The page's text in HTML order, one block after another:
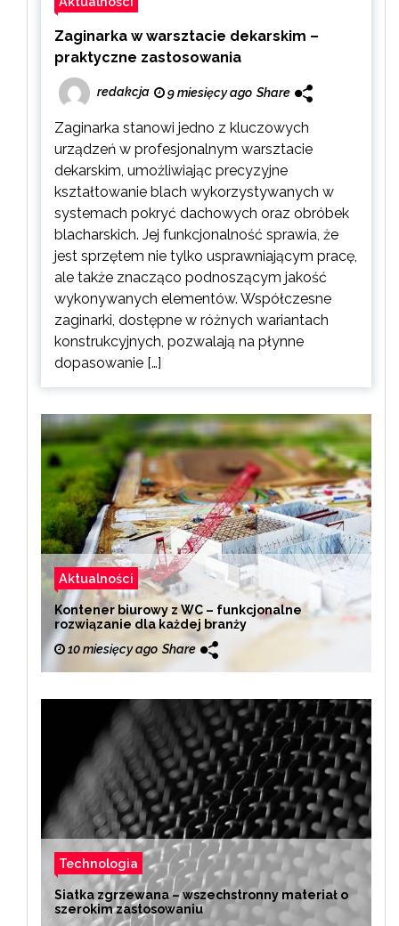
Zaginarka w warsztacie dekarskim –
praktyczne zastosowania
redakcja 9 miesięcy ago Share
Zaginarka stanowi jedno z kluczowych
urządzeń w profesjonalnym warsztacie
dekarskim, umożliwiając precyzyjne
kształtowanie blach wykorzystywanych w
systemach pokryć dachowych oraz obróbek
blacharskich. Jej funkcjonalność sprawia, że
jest sprzętem nie tylko usprawniającym pracę,
ale także znacząco podnoszącym jakość
wykonywanych elementów. Współczesne
zaginarki, dostępne w różnych wariantach
konstrukcyjnych, pozwalają na płynne
dopasowanie […]
Aktualności
Kontener biurowy z WC – funkcjonalne
rozwiązanie dla każdej branży
10 miesięcy ago Share
Technologia
Siatka zgrzewana – wszechstronny materiał o
szerokim zastosowaniu